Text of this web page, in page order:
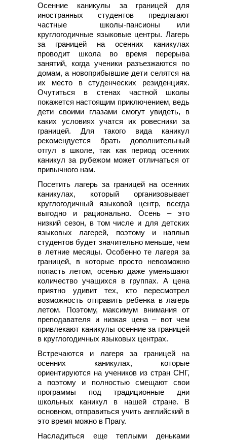
Осенние каникулы за границей для
иностранных студентов предлагают
частные школы-пансионы или
круглогодичные языковые центры. Лагерь
за границей на осенних каникулах
проводит школа во время перерыва
занятий, когда ученики разъезжаются по
домам, а новоприбывшие дети селятся на
их место в студенческих резиденциях.
Очутиться в стенах частной школы
покажется настоящим приключением, ведь
дети своими глазами смогут увидеть, в
каких условиях учатся их ровесники за
границей. Для такого вида каникул
рекомендуется брать дополнительный
отгул в школе, так как период осенних
каникул за рубежом может отличаться от
привычного нам.
Посетить лагерь за границей на осенних
каникулах, который организовывает
круглогодичный языковой центр, всегда
выгодно и рационально. Осень – это
низкий сезон, в том числе и для детских
языковых лагерей, поэтому и наплыв
студентов будет значительно меньше, чем
в летние месяцы. Особенно те лагеря за
границей, в которые просто невозможно
попасть летом, осенью даже уменьшают
количество учащихся в группах. А цена
приятно удивит тех, кто пересмотрел
возможность отправить ребенка в лагерь
летом. Поэтому, максимум внимания от
преподавателя и низкая цена – вот чем
привлекают каникулы осенние за границей
в круглогодичных языковых центрах.
Встречаются и лагеря за границей на
осенних каникулах, которые
ориентируются на учеников из стран СНГ,
а поэтому и полностью смещают свои
программы под традиционные дни
школьных каникул в нашей стране. В
основном, отправиться учить английский в
это время можно в Прагу.
Насладиться еще теплыми деньками